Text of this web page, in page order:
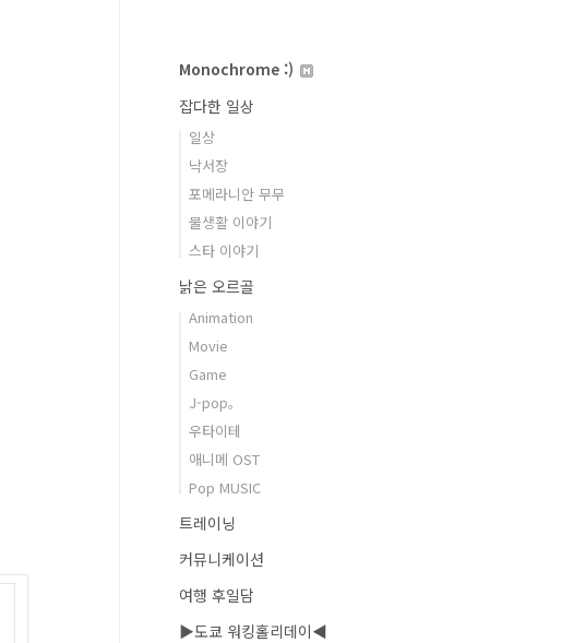
Monochrome :)
잡다한 일상
일상
낙서장
포메라니안 무무
물생활 이야기
스타 이야기
낡은 오르골
Animation
Movie
Game
J-pop。
우타이테
애니메 OST
Pop MUSIC
트레이닝
커뮤니케이션
여행 후일담
▶도쿄 워킹홀리데이◀